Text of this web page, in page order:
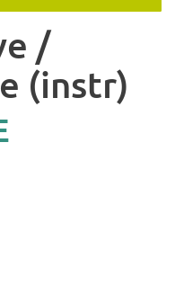
/
(instr)